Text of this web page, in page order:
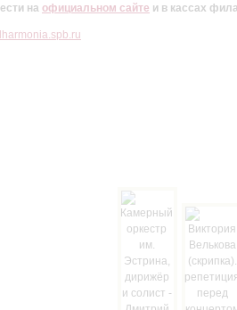
на официальном сайте и в кассах